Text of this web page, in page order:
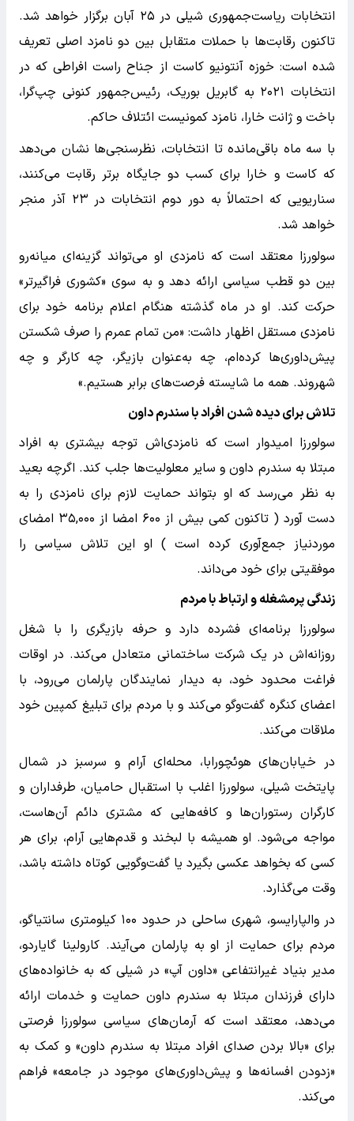
انتخابات ریاست‌جمهوری شیلی در ۲۵ آبان برگزار خواهد شد.
تاکنون رقابت‌ها با حملات متقابل بین دو نامزد اصلی تعریف
شده است: خوزه آنتونیو کاست از جناح راست افراطی که در
انتخابات ۲۰۲۱ به گابریل بوریک، رئیس‌جمهور کنونی چپ‌گرا،
باخت و ژانت خارا، نامزد کمونیست ائتلاف حاکم.
با سه ماه باقی‌مانده تا انتخابات، نظرسنجی‌ها نشان می‌دهد
که کاست و خارا برای کسب دو جایگاه برتر رقابت می‌کنند،
سناریویی که احتمالاً به دور دوم انتخابات در ۲۳ آذر منجر
خواهد شد.
سولورزا معتقد است که نامزدی او می‌تواند گزینه‌ای میانه‌رو
بین دو قطب سیاسی ارائه دهد و به سوی «کشوری فراگیرتر»
حرکت کند. او در ماه گذشته هنگام اعلام برنامه خود برای
نامزدی مستقل اظهار داشت: «من تمام عمرم را صرف شکستن
پیش‌داوری‌ها کرده‌ام، چه به‌عنوان بازیگر، چه کارگر و چه
شهروند. همه ما شایسته فرصت‌های برابر هستیم.»
تلاش برای دیده شدن افراد با سندرم داون
سولورزا امیدوار است که نامزدی‌اش توجه بیشتری به افراد
مبتلا به سندرم داون و سایر معلولیت‌ها جلب کند. اگرچه بعید
به نظر می‌رسد که او بتواند حمایت لازم برای نامزدی را به
دست آورد ( تاکنون کمی بیش از ۶۰۰ امضا از ۳۵,۰۰۰ امضای
موردنیاز جمع‌آوری کرده است ) او این تلاش سیاسی را
موفقیتی برای خود می‌داند.
زندگی پرمشغله و ارتباط با مردم
سولورزا برنامه‌ای فشرده دارد و حرفه بازیگری را با شغل
روزانه‌اش در یک شرکت ساختمانی متعادل می‌کند. در اوقات
فراغت محدود خود، به دیدار نمایندگان پارلمان می‌رود، با
اعضای کنگره گفت‌وگو می‌کند و با مردم برای تبلیغ کمپین خود
ملاقات می‌کند.
در خیابان‌های هوئچورابا، محله‌ای آرام و سرسبز در شمال
پایتخت شیلی، سولورزا اغلب با استقبال حامیان، طرفداران و
کارگران رستوران‌ها و کافه‌هایی که مشتری دائم آن‌هاست،
مواجه می‌شود. او همیشه با لبخند و قدم‌هایی آرام، برای هر
کسی که بخواهد عکسی بگیرد یا گفت‌وگویی کوتاه داشته باشد،
وقت می‌گذارد.
در والپارایسو، شهری ساحلی در حدود ۱۰۰ کیلومتری سانتیاگو،
مردم برای حمایت از او به پارلمان می‌آیند. کارولینا گایاردو،
مدیر بنیاد غیرانتفاعی «داون آپ» در شیلی که به خانواده‌های
دارای فرزندان مبتلا به سندرم داون حمایت و خدمات ارائه
می‌دهد، معتقد است که آرمان‌های سیاسی سولورزا فرصتی
برای «بالا بردن صدای افراد مبتلا به سندرم داون» و کمک به
«زدودن افسانه‌ها و پیش‌داوری‌های موجود در جامعه» فراهم
می‌کند.